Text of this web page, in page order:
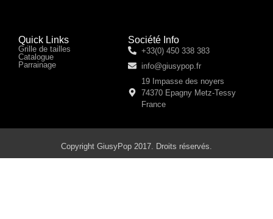
Quick Links
Grille de tailles
Catalogue
Parrainage
Société Info
+33(0) 450 338 383
info@giusypop.fr
19 Impasse des noyers
74370 Epagny Metz-Tessy
France
Copyright GiusyPop 2017. Droits réservés.